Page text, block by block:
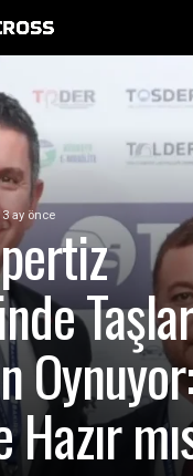
3 ay önce
Taşlar